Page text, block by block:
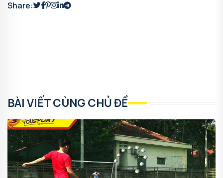
Share:
BÀI VIẾT CÙNG CHỦ ĐỀ